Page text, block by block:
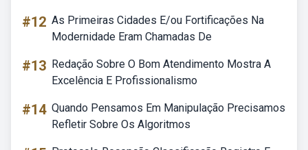
#12 As Primeiras Cidades E/ou Fortificações Na
Modernidade Eram Chamadas De
#13 Redação Sobre O Bom Atendimento Mostra A
Excelência E Profissionalismo
#14 Quando Pensamos Em Manipulação Precisamos
Refletir Sobre Os Algoritmos